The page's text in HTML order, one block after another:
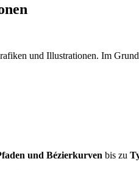
und Illustrationen. Im
und Bézierkurven bis zu